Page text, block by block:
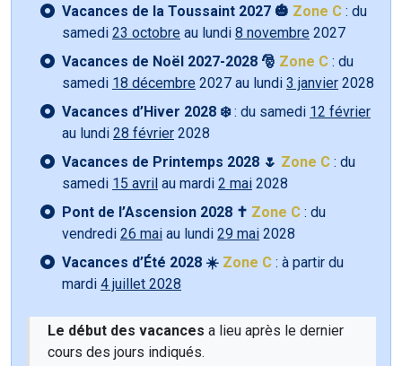
Vacances de la Toussaint 2027 🎃 Zone C : du
samedi 23 octobre au lundi 8 novembre 2027
Vacances de Noël 2027-2028 🎅 Zone C : du
samedi 18 décembre 2027 au lundi 3 janvier 2028
Vacances d’Hiver 2028 ❄️: du samedi 12 février
au lundi 28 février 2028
Vacances de Printemps 2028 🌷 Zone C : du
samedi 15 avril au mardi 2 mai 2028
Pont de l’Ascension 2028 ✝️ Zone C : du
vendredi 26 mai au lundi 29 mai 2028
Vacances d’Été 2028 ☀️ Zone C : à partir du
mardi 4 juillet 2028
Le début des vacances a lieu après le dernier
cours des jours indiqués.